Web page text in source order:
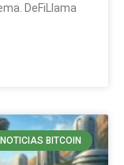
DeFiLlama
NOTICIAS BITCOIN